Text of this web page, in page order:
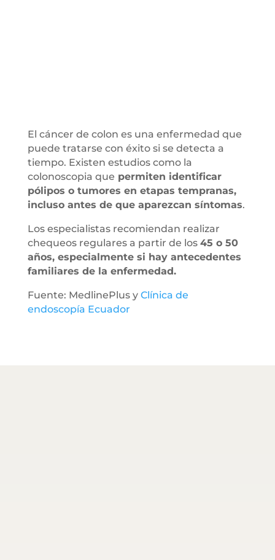
El cáncer de colon es una enfermedad que
puede tratarse con éxito si se detecta a
tiempo. Existen estudios como la
colonoscopia que permiten identificar
pólipos o tumores en etapas tempranas,
incluso antes de que aparezcan síntomas.
Los especialistas recomiendan realizar
chequeos regulares a partir de los 45 o 50
años, especialmente si hay antecedentes
familiares de la enfermedad.
Fuente: MedlinePlus y Clínica de
endoscopía Ecuador